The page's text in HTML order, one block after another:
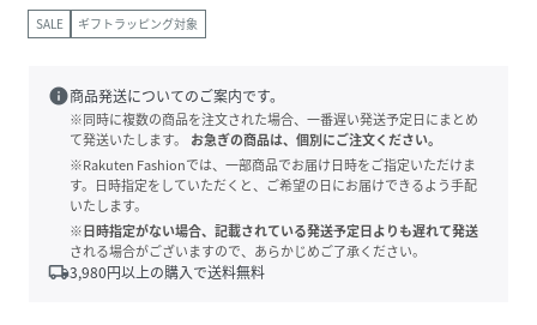
SALE ギフトラッピング対象
info商品発送についてのご案内です。
※同時に複数の商品を注文された場合、一番遅い発送予定日にまとめ
て発送いたします。
お急ぎの商品は、個別にご注文ください。
※Rakuten Fashionでは、一部商品でお届け日時をご指定いただけま
す。日時指定をしていただくと、ご希望の日にお届けできるよう手配
いたします。
※日時指定がない場合、記載されている発送予定日よりも遅れて発送
される場合がございますので、あらかじめご了承ください。
local_shipping3,980円以上の購入で送料無料